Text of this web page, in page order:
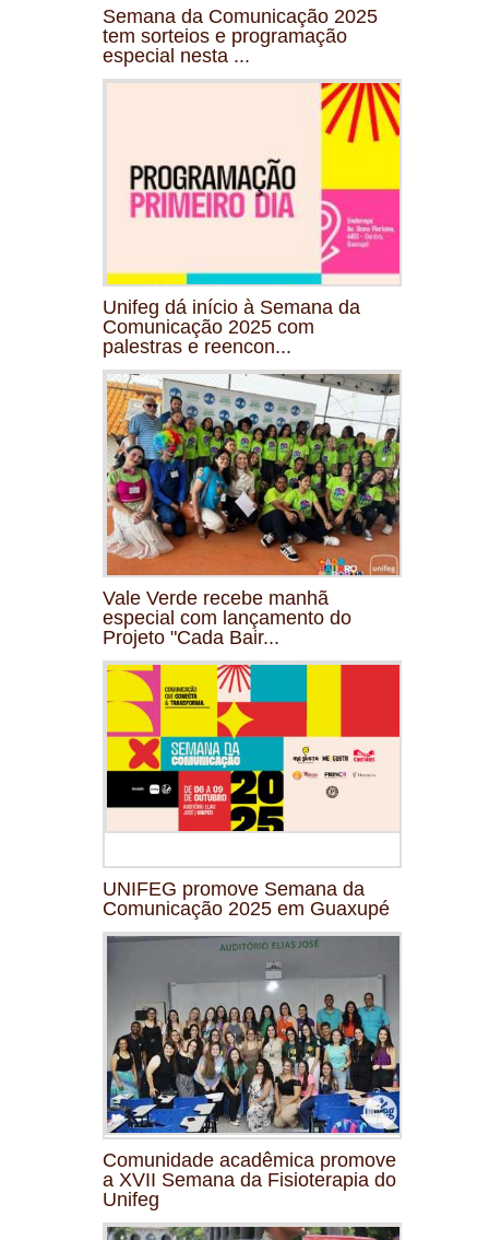
Semana da Comunicação 2025
tem sorteios e programação
especial nesta ...
Unifeg dá início à Semana da
Comunicação 2025 com
palestras e reencon...
Vale Verde recebe manhã
especial com lançamento do
Projeto "Cada Bair...
UNIFEG promove Semana da
Comunicação 2025 em Guaxupé
Comunidade acadêmica promove
a XVII Semana da Fisioterapia do
Unifeg